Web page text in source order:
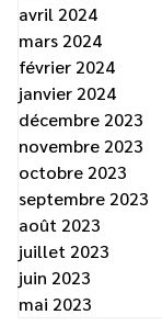
avril 2024
mars 2024
février 2024
janvier 2024
décembre 2023
novembre 2023
octobre 2023
septembre 2023
août 2023
juillet 2023
juin 2023
mai 2023